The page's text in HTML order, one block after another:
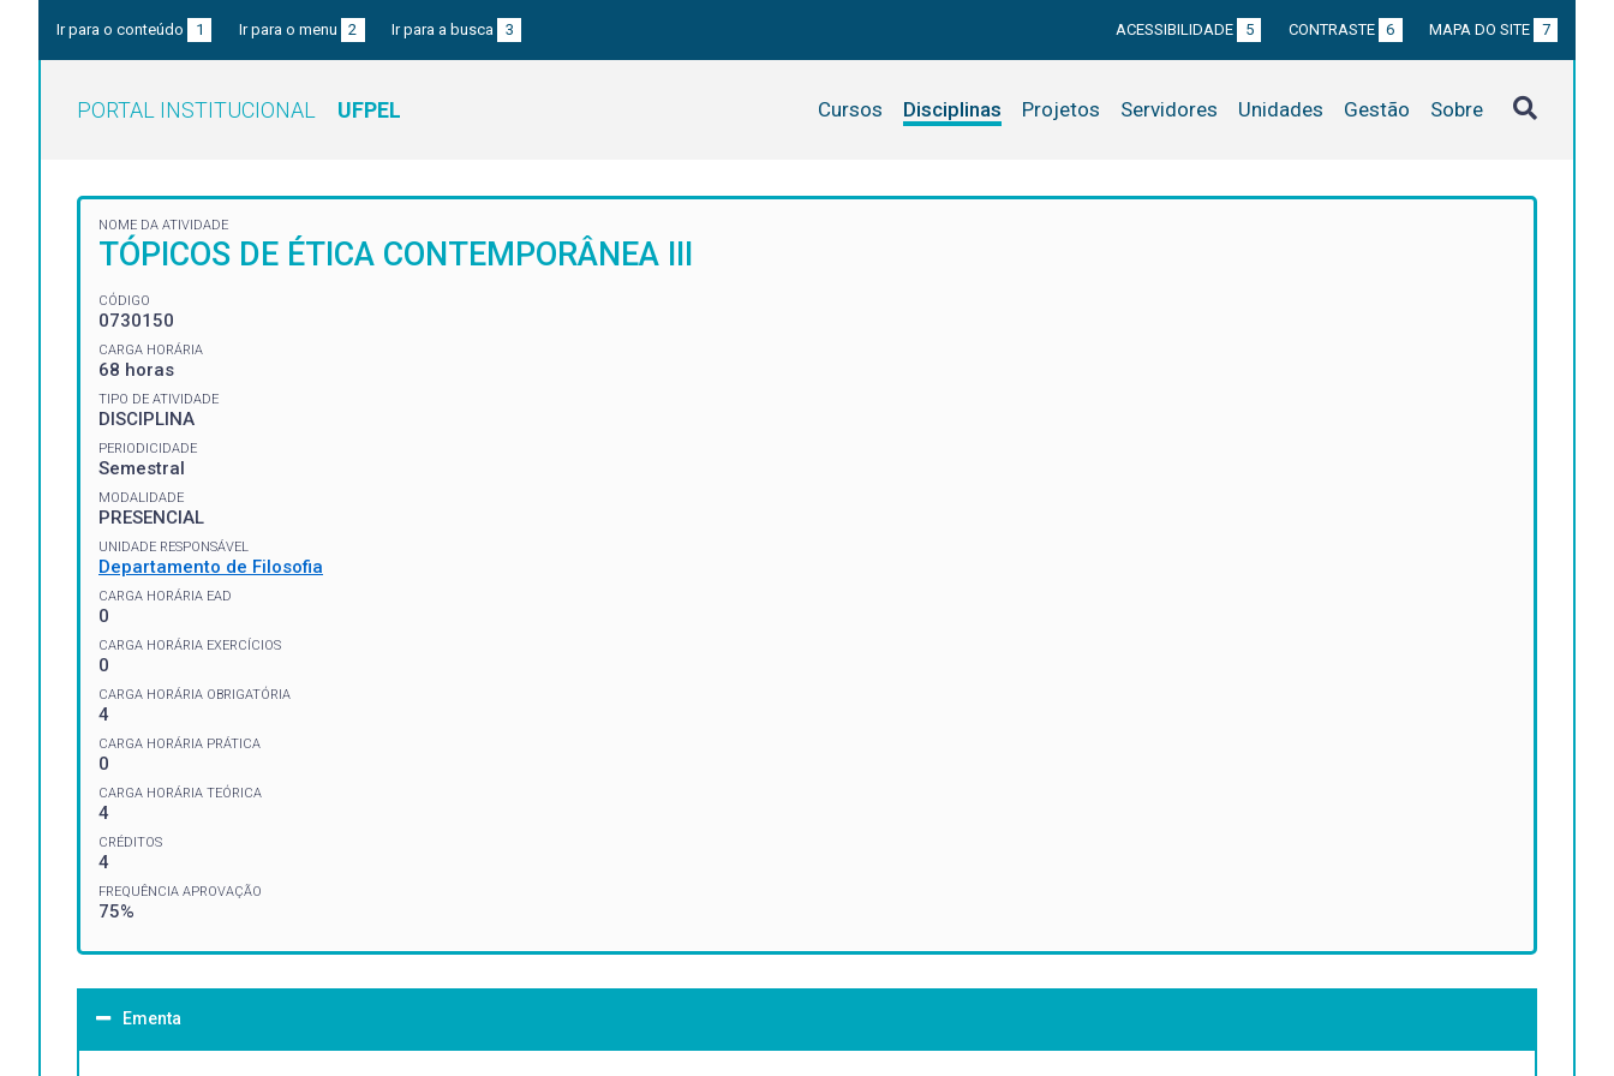
Ir para o conteúdo 1 Ir para o menu 2 Ir para a busca 3 ACESSIBILIDADE 5 CONTRASTE 6 MAPA DO SITE 7
PORTAL INSTITUCIONAL UFPEL Cursos Disciplinas Projetos Servidores Unidades Gestão Sobre
NOME DA ATIVIDADE
TÓPICOS DE ÉTICA CONTEMPORÂNEA III
CÓDIGO
0730150
CARGA HORÁRIA
68 horas
TIPO DE ATIVIDADE
DISCIPLINA
PERIODICIDADE
Semestral
MODALIDADE
PRESENCIAL
UNIDADE RESPONSÁVEL
Departamento de Filosofia
CARGA HORÁRIA EAD
0
CARGA HORÁRIA EXERCÍCIOS
0
CARGA HORÁRIA OBRIGATÓRIA
4
CARGA HORÁRIA PRÁTICA
0
CARGA HORÁRIA TEÓRICA
4
CRÉDITOS
4
FREQUÊNCIA APROVAÇÃO
75%
Ementa